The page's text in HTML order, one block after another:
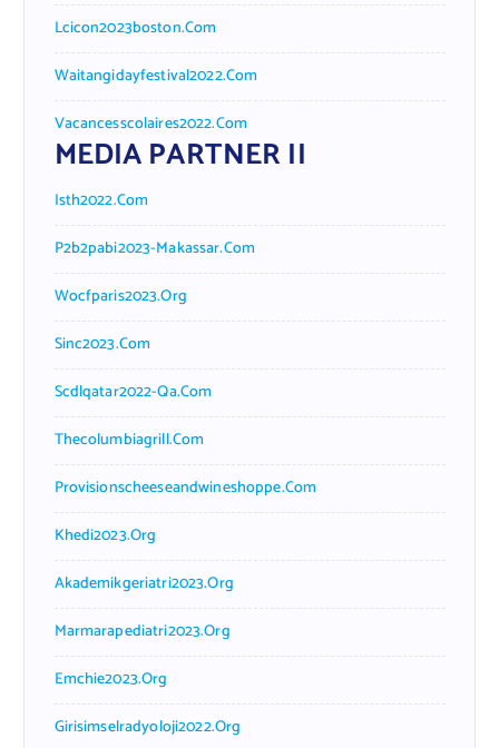
Lcicon2023boston.com
Waitangidayfestival2022.com
Vacancesscolaires2022.com
MEDIA PARTNER II
Isth2022.com
P2b2pabi2023-Makassar.com
Wocfparis2023.org
Sinc2023.com
Scdlqatar2022-Qa.com
Thecolumbiagrill.com
Provisionscheeseandwineshoppe.com
Khedi2023.org
Akademikgeriatri2023.org
Marmarapediatri2023.org
Emchie2023.org
Girisimselradyoloji2022.org